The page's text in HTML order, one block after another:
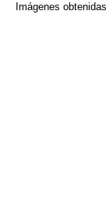
Imágenes